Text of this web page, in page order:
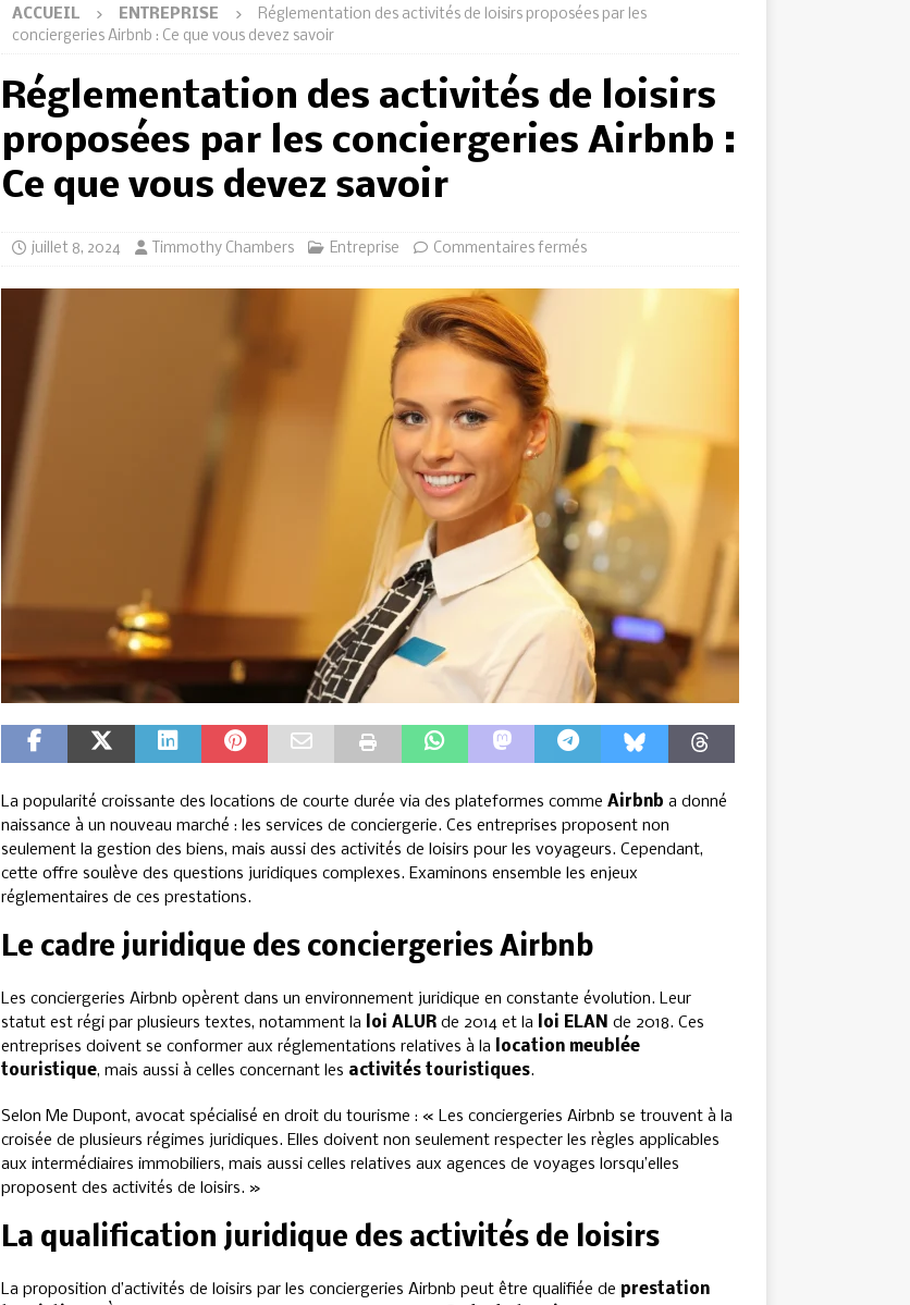
ACCUEIL ENTREPRISE
Réglementation des activités de loisirs proposées par les
conciergeries Airbnb : Ce que vous devez savoir
Réglementation des activités de loisirs
proposées par les conciergeries Airbnb :
Ce que vous devez savoir
juillet 8, 2024 Timmothy Chambers Entreprise Commentaires fermés
La popularité croissante des locations de courte durée via des plateformes comme Airbnb a donné
naissance à un nouveau marché : les services de conciergerie. Ces entreprises proposent non
seulement la gestion des biens, mais aussi des activités de loisirs pour les voyageurs. Cependant,
cette offre soulève des questions juridiques complexes. Examinons ensemble les enjeux
réglementaires de ces prestations.
Le cadre juridique des conciergeries Airbnb
Les conciergeries Airbnb opèrent dans un environnement juridique en constante évolution. Leur
statut est régi par plusieurs textes, notamment la
loi ALURde 2014 et la loi ELAN de 2018. Ces
entreprises doivent se conformer aux réglementations relatives à la
location meublée
touristique, mais aussi à celles concernant les activités touristiques.
Selon Me Dupont, avocat spécialisé en droit du tourisme : « Les conciergeries Airbnb se trouvent à la
croisée de plusieurs régimes juridiques. Elles doivent non seulement respecter les règles applicables
aux intermédiaires immobiliers, mais aussi celles relatives aux agences de voyages lorsqu’elles
proposent des activités de loisirs. »
La qualification juridique des activités de loisirs
La proposition d’activités de loisirs par les conciergeries Airbnb peut être qualifiée de prestation